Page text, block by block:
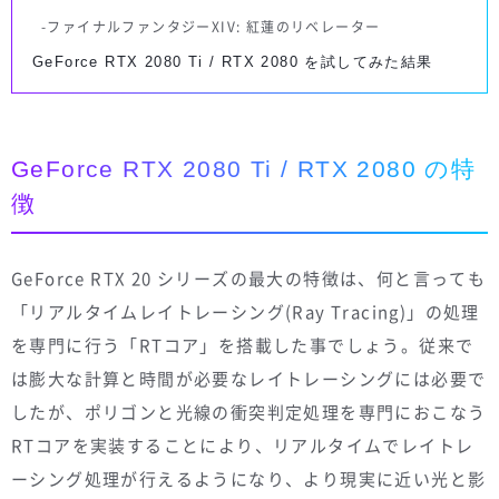
ファイナルファンタジーXIV: 紅蓮のリベレーター
GeForce RTX 2080 Ti / RTX 2080 を試してみた結果
GeForce RTX 2080 Ti / RTX 2080 の特
徴
GeForce RTX 20 シリーズの最大の特徴は、何と言っても
「リアルタイムレイトレーシング(Ray Tracing)」の処理
を専門に行う「RTコア」を搭載した事でしょう。従来で
は膨大な計算と時間が必要なレイトレーシングには必要で
したが、ポリゴンと光線の衝突判定処理を専門におこなう
RTコアを実装することにより、リアルタイムでレイトレ
ーシング処理が行えるようになり、より現実に近い光と影